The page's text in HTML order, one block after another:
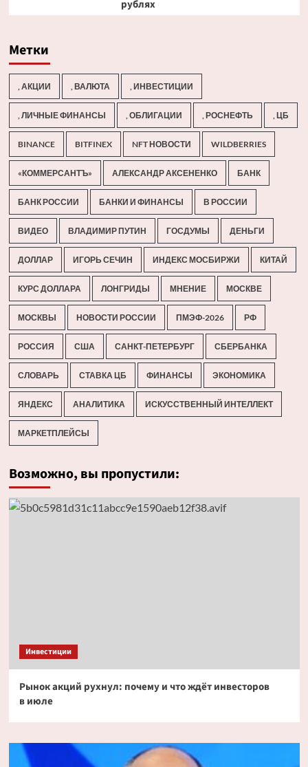
рублях
Метки
, АКЦИИ , ВАЛЮТА , ИНВЕСТИЦИИ
, ЛИЧНЫЕ ФИНАНСЫ , ОБЛИГАЦИИ , РОСНЕФТЬ , ЦБ
BINANCE BITFINEX NFT НОВОСТИ WILDBERRIES
«КОММЕРСАНТЪ» АЛЕКСАНДР АКСЕНЕНКО БАНК
БАНК РОССИИ БАНКИ И ФИНАНСЫ В РОССИИ
ВИДЕО ВЛАДИМИР ПУТИН ГОСДУМЫ ДЕНЬГИ
ДОЛЛАР ИГОРЬ СЕЧИН ИНДЕКС МОСБИРЖИ КИТАЙ
КУРС ДОЛЛАРА ЛОНГРИДЫ МНЕНИЕ МОСКВЕ
МОСКВЫ НОВОСТИ РОССИИ ПМЭФ-2026 РФ
РОССИЯ США САНКТ-ПЕТЕРБУРГ СБЕРБАНКА
СЛОВАРЬ СТАВКА ЦБ ФИНАНСЫ ЭКОНОМИКА
ЯНДЕКС АНАЛИТИКА ИСКУССТВЕННЫЙ ИНТЕЛЛЕКТ
МАРКЕТПЛЕЙСЫ
Возможно, вы пропустили:
Инвестиции
Рынок акций рухнул: почему и что ждёт инвесторов
в июле